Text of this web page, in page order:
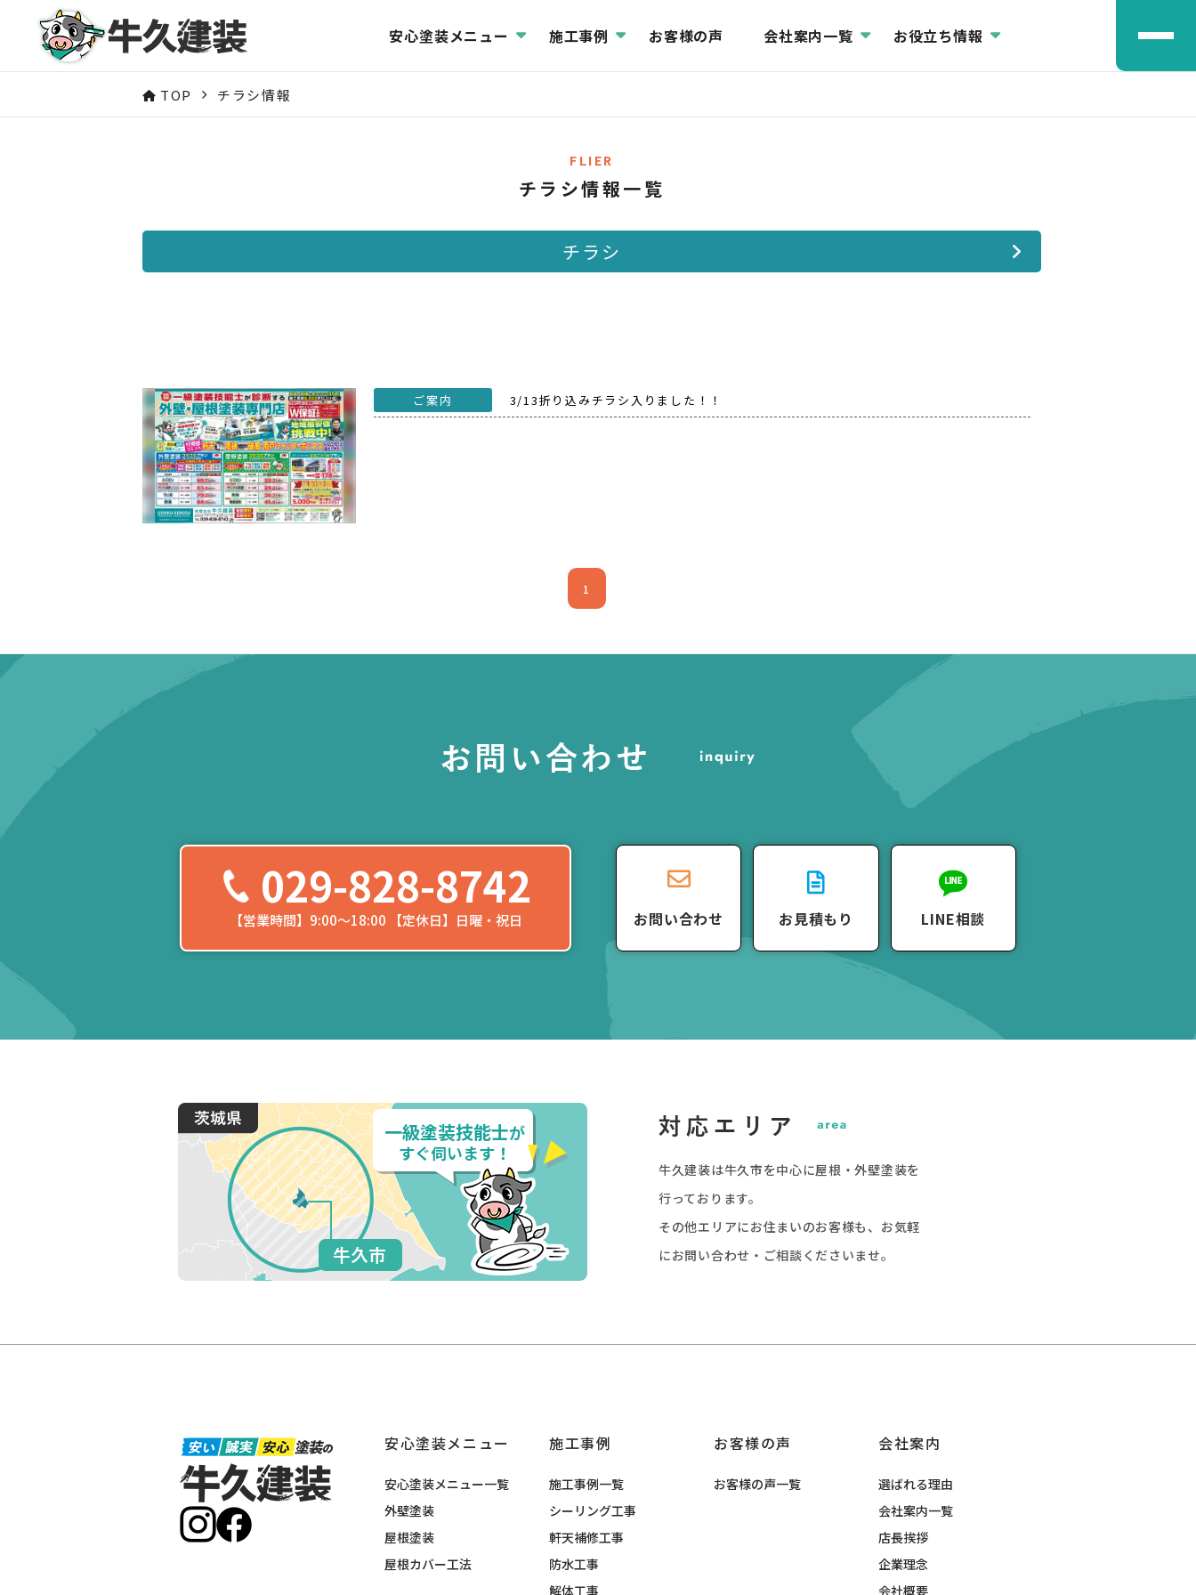
安心塗装メニュー 施工事例 お客様の声 会社案内一覧 お役立ち情報
TOP チラシ情報
FLIER
チラシ情報一覧
チラシ
ご案内 3/13折り込みチラシ入りました！！
1
029-828-8742
【営業時間】9:00〜18:00 【定休日】日曜・祝日 お問い合わせ お見積もり LINE相談
牛久建装は牛久市を中心に屋根・外壁塗装を
行っております。
その他エリアにお住まいのお客様も、お気軽
にお問い合わせ・ご相談くださいませ。
安心塗装メニュー
安心塗装メニュー一覧
外壁塗装
屋根塗装
屋根カバー工法
施工事例
施工事例一覧
シーリング工事
軒天補修工事
防水工事
解体工事
お客様の声
お客様の声一覧
会社案内
選ばれる理由
会社案内一覧
店長挨拶
企業理念
会社概要